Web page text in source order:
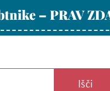
– PRAV
Išči